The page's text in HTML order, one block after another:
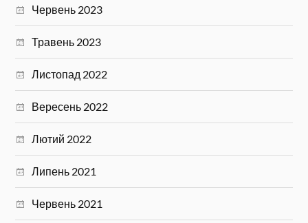
Червень 2023
Травень 2023
Листопад 2022
Вересень 2022
Лютий 2022
Липень 2021
Червень 2021